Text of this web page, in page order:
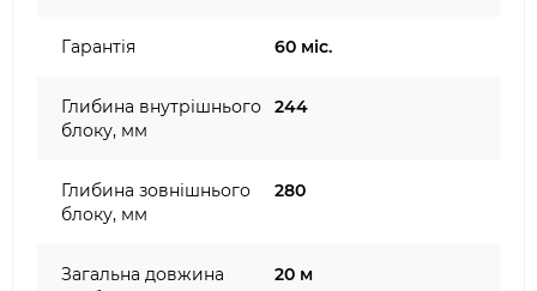
Гарантія 60 міс.
Глибина внутрішнього
блоку, мм
244
Глибина зовнішнього
блоку, мм
280
Загальна довжина
20 м